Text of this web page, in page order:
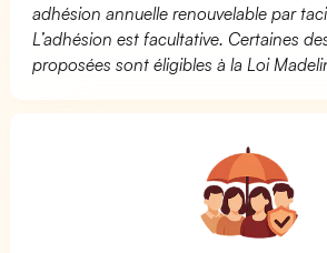
adhésion annuelle renouvelable par
L’adhésion est facultative. Certaines
proposées sont éligibles à la Loi